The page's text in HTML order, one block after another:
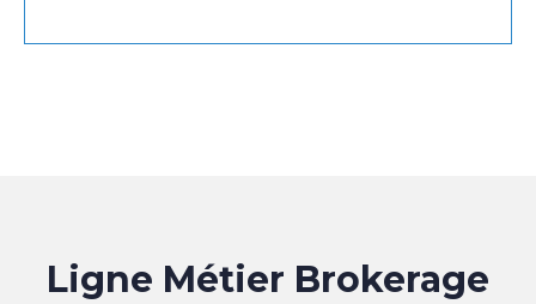
Ligne Métier Brokerage